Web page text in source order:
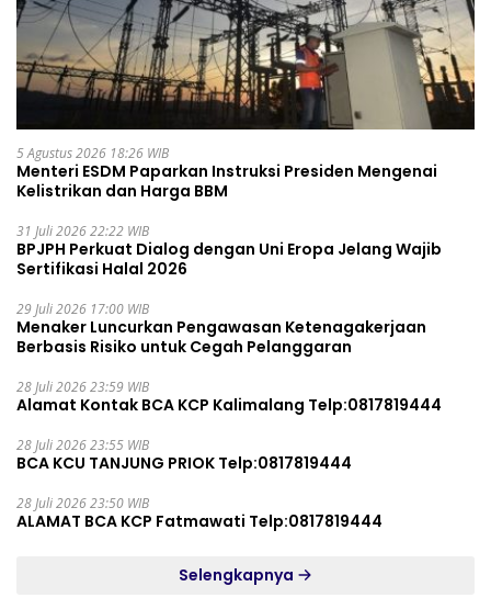
5 Agustus 2026 18:26 WIB
Menteri ESDM Paparkan Instruksi Presiden Mengenai
Kelistrikan dan Harga BBM
31 Juli 2026 22:22 WIB
BPJPH Perkuat Dialog dengan Uni Eropa Jelang Wajib
Sertifikasi Halal 2026
29 Juli 2026 17:00 WIB
Menaker Luncurkan Pengawasan Ketenagakerjaan
Berbasis Risiko untuk Cegah Pelanggaran
28 Juli 2026 23:59 WIB
Alamat Kontak BCA KCP Kalimalang Telp:0817819444
28 Juli 2026 23:55 WIB
BCA KCU TANJUNG PRIOK Telp:0817819444
28 Juli 2026 23:50 WIB
ALAMAT BCA KCP Fatmawati Telp:0817819444
Selengkapnya